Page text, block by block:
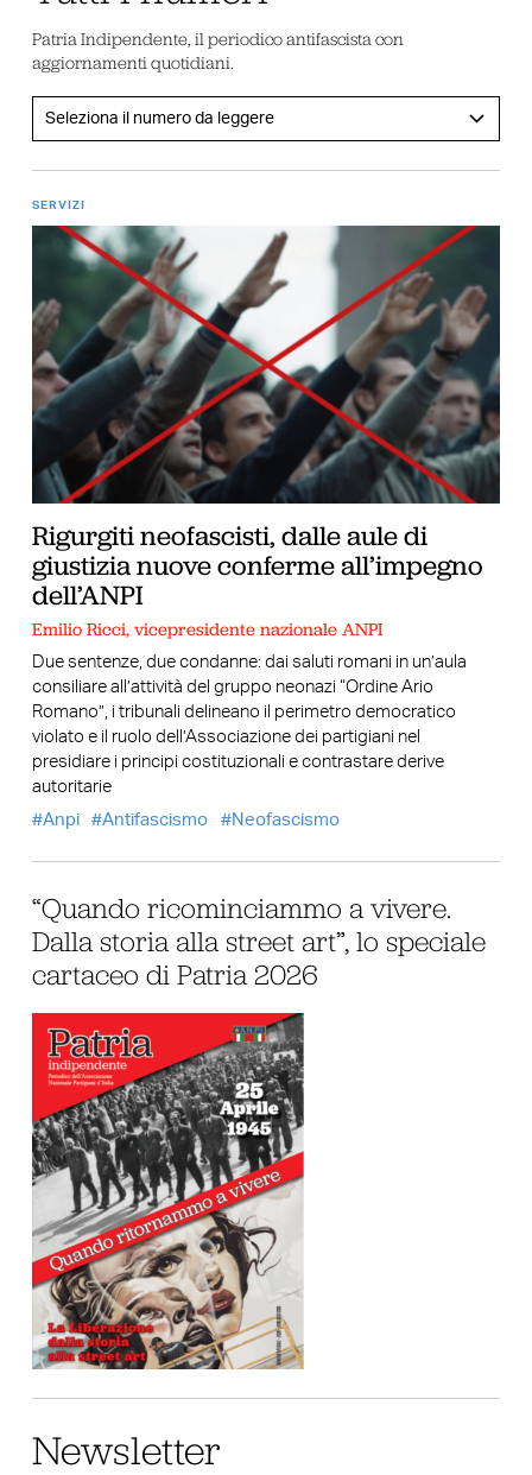
Patria Indipendente, il periodico antifascista con
aggiornamenti quotidiani.
SERVIZI
Rigurgiti neofascisti, dalle aule di
giustizia nuove conferme all’impegno
dell’ANPI
Emilio Ricci, vicepresidente nazionale ANPI
Due sentenze, due condanne: dai saluti romani in un’aula
consiliare all’attività del gruppo neonazi “Ordine Ario
Romano”, i tribunali delineano il perimetro democratico
violato e il ruolo dell’Associazione dei partigiani nel
presidiare i principi costituzionali e contrastare derive
autoritarie
Anpi
Antifascismo Neofascismo
“Quando ricominciammo a vivere.
Dalla storia alla street art”, lo speciale
cartaceo di Patria 2026
Newsletter